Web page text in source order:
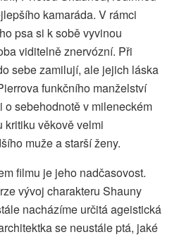
kamaráda. V rámci
psa si k sobě vyvinou
viditelně znervózní. Při
sebe zamilují, ale jejich láska
funkčního manželství
sebehodnotě v mileneckém
kritiku věkově velmi
muže a starší ženy.
filmu je jeho nadčasovost.
vývoj charakteru Shauny
nacházíme určitá ageistická
se neustále ptá, jaké